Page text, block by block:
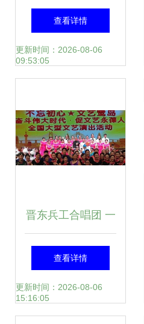
建设 弘扬传统非遗
之美
查看详情
更新时间：2026-08-06
09:53:05
晋东兵工合唱团 一
首烽火铸就的时代
强音
查看详情
更新时间：2026-08-06
15:16:05